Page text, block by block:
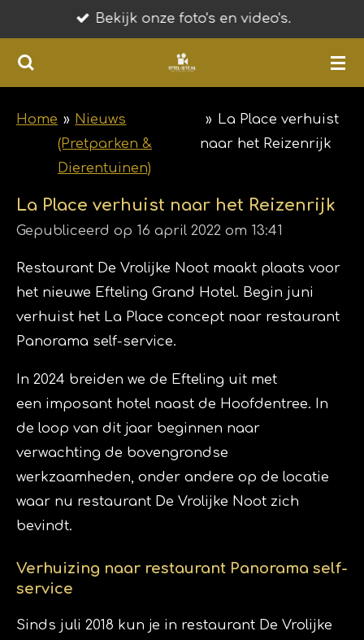
direct
naar
de
hoofdinhoud
Bekijk onze foto's en video's.
Home » Nieuws
(Pretparken &
Dierentuinen)
» La Place verhuist
naar het Reizenrijk
La Place verhuist naar het Reizenrijk
Gepubliceerd op 16 april 2022 om 13:41
Restaurant De Vrolijke Noot maakt plaats voor
het nieuwe Efteling Grand Hotel. Begin juni
verhuist het La Place concept naar restaurant
Panorama self-service.
In 2024 breiden we de Efteling uit met
een imposant hotel naast de Hoofdentree. In
de loop van dit jaar beginnen naar
verwachting de bovengrondse
werkzaamheden, onder andere op de locatie
waar nu restaurant De Vrolijke Noot zich
bevindt.
Verhuizing naar restaurant Panorama self-
service
Sinds juli 2018 kun je in restaurant De Vrolijke